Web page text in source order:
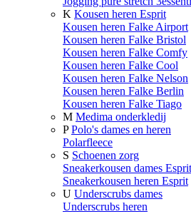
K Kousen heren Esprit
Kousen heren Falke Airport
Kousen heren Falke Bristol
Kousen heren Falke Comfy
Kousen heren Falke Cool
Kousen heren Falke Nelson
Kousen heren Falke Berlin
Kousen heren Falke Tiago
M Medima onderkledij
P Polo's dames en heren
Polarfleece
S Schoenen zorg
Sneakerkousen dames Esprit
Sneakerkousen heren Esprit
U Underscrubs dames
Underscrubs heren